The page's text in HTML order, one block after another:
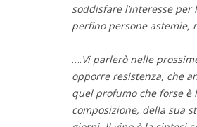
soddisfare l’interesse
perfino persone astemie,
….Vi parlerò nelle
opporre resistenza, che
quel profumo che forse è
composizione, della sua